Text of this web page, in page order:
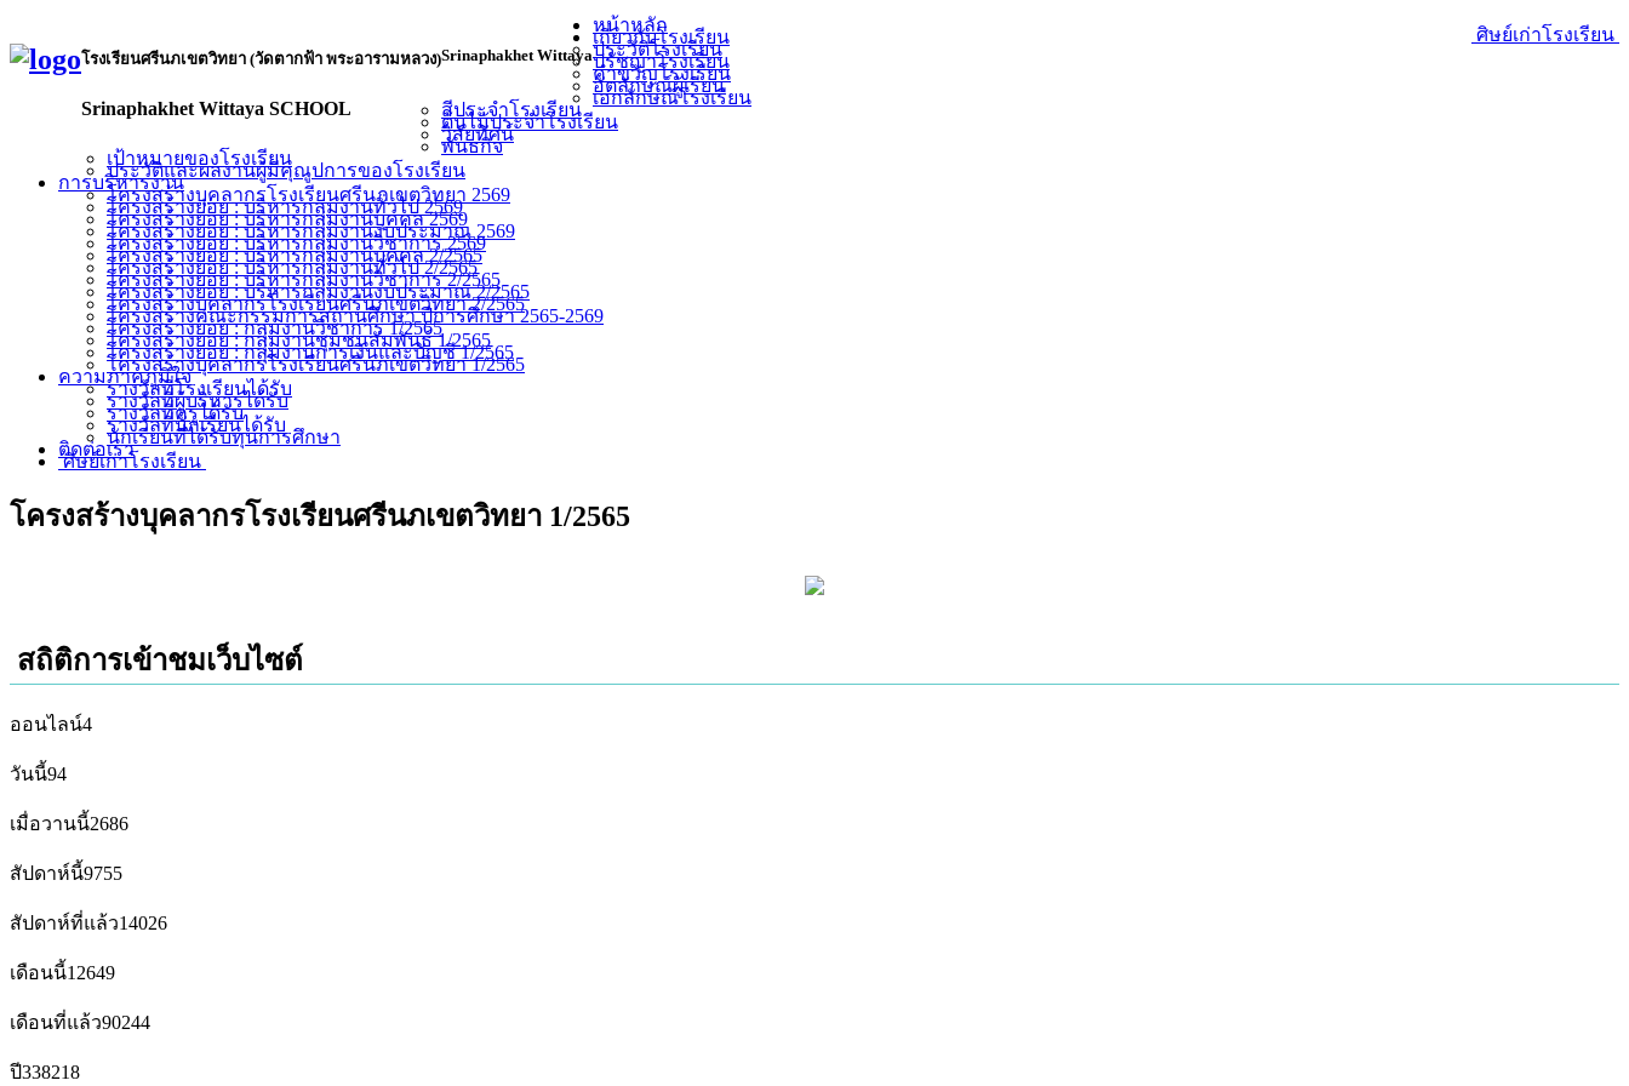
โรงเรียนศรีนภเขตวิทยา (วัดตากฟ้า พระอารามหลวง)
Srinaphakhet Wittaya SCHOOL
Srinaphakhet Wittaya
ศิษย์เก่าโรงเรียน
หน้าหลัก
เกี่ยวกับโรงเรียน
ประวัติโรงเรียน
ปรัชญาโรงเรียน
คำขวัญโรงเรียน
อัตลักษณ์ผู้เรียน
เอกลักษณ์โรงเรียน
สีประจำโรงเรียน
ต้นไม้ประจำโรงเรียน
วิสัยทัศน์
พันธกิจ
เป้าหมายของโรงเรียน
ประวัติและผลงานผู้มีคุณูปการของโรงเรียน
การบริหารงาน
โครงสร้างบุคลากรโรงเรียนศรีนภเขตวิทยา 2569
โครงสร้างย่อย : บริหารกลุ่มงานทั่วไป 2569
โครงสร้างย่อย : บริหารกลุ่มงานบุคคล 2569
โครงสร้างย่อย : บริหารกลุ่มงานงบประมาณ 2569
โครงสร้างย่อย : บริหารกลุ่มงานวิชาการ 2569
โครงสร้างย่อย : บริหารกลุ่มงานบุคคล 2/2565
โครงสร้างย่อย : บริหารกลุ่มงานทั่วไป 2/2565
โครงสร้างย่อย : บริหารกลุ่มงานวิชาการ 2/2565
โครงสร้างย่อย : บริหารกลุ่มงานงบประมาณ 2/2565
โครงสร้างบุคลากรโรงเรียนศรีนภเขตวิทยา 2/2565
โครงสร้างคณะกรรมการสถานศึกษา ปีการศึกษา 2565-2569
โครงสร้างย่อย : กลุ่มงานวิชาการ 1/2565
โครงสร้างย่อย : กลุ่มงานชุมชนสัมพันธ์ 1/2565
โครงสร้างย่อย : กลุ่มงานการเงินและบัญชี 1/2565
โครงสร้างบุคลากรโรงเรียนศรีนภเขตวิทยา 1/2565
ความภาคภูมิใจ
รางวัลที่โรงเรียนได้รับ
รางวัลที่ผู้บริหารได้รับ
รางวัลที่ครูได้รับ
รางวัลที่นักเรียนได้รับ
นักเรียนที่ได้รับทุนการศึกษา
ติดต่อเรา
ศิษย์เก่าโรงเรียน
โครงสร้างบุคลากรโรงเรียนศรีนภเขตวิทยา 1/2565
สถิติการเข้าชมเว็บไซต์
ออนไลน์4
วันนี้94
เมื่อวานนี้2686
สัปดาห์นี้9755
สัปดาห์ที่แล้ว14026
เดือนนี้12649
เดือนที่แล้ว90244
ปี338218